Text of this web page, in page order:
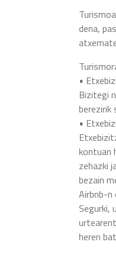
dena,
•
Bizitegi
berezirik
•
kontuan
zehazki
bezain
Airbnb-
Segurki,
heren